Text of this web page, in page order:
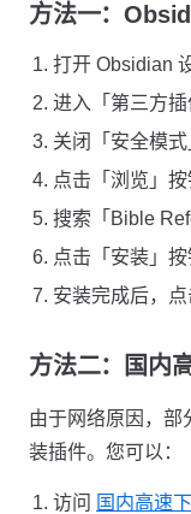
方法一：
打开 Obsidian
进入「第三方插
关闭「安全模式
点击「浏览」按
搜索「Bible
点击「安装」按
安装完成后，点
方法二：国内
由于网络原因，部
装插件。您可以：
访问 国内高速